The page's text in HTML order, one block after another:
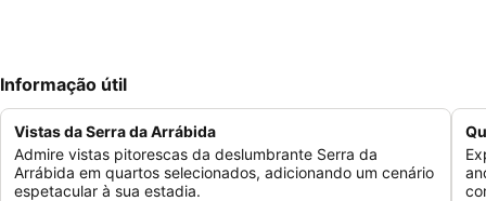
Informação útil
Vistas da Serra da Arrábida
Admire vistas pitorescas da deslumbrante Serra da
Arrábida em quartos selecionados, adicionando um cenário
espetacular à sua estadia.